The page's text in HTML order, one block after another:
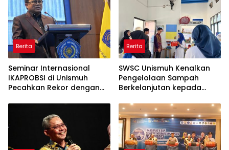
Berita
Seminar Internasional
IKAPROBSI di Unismuh
Pecahkan Rekor dengan
Berita
SWSC Unismuh Kenalkan
Pengelolaan Sampah
Berkelanjutan kepada
Visit